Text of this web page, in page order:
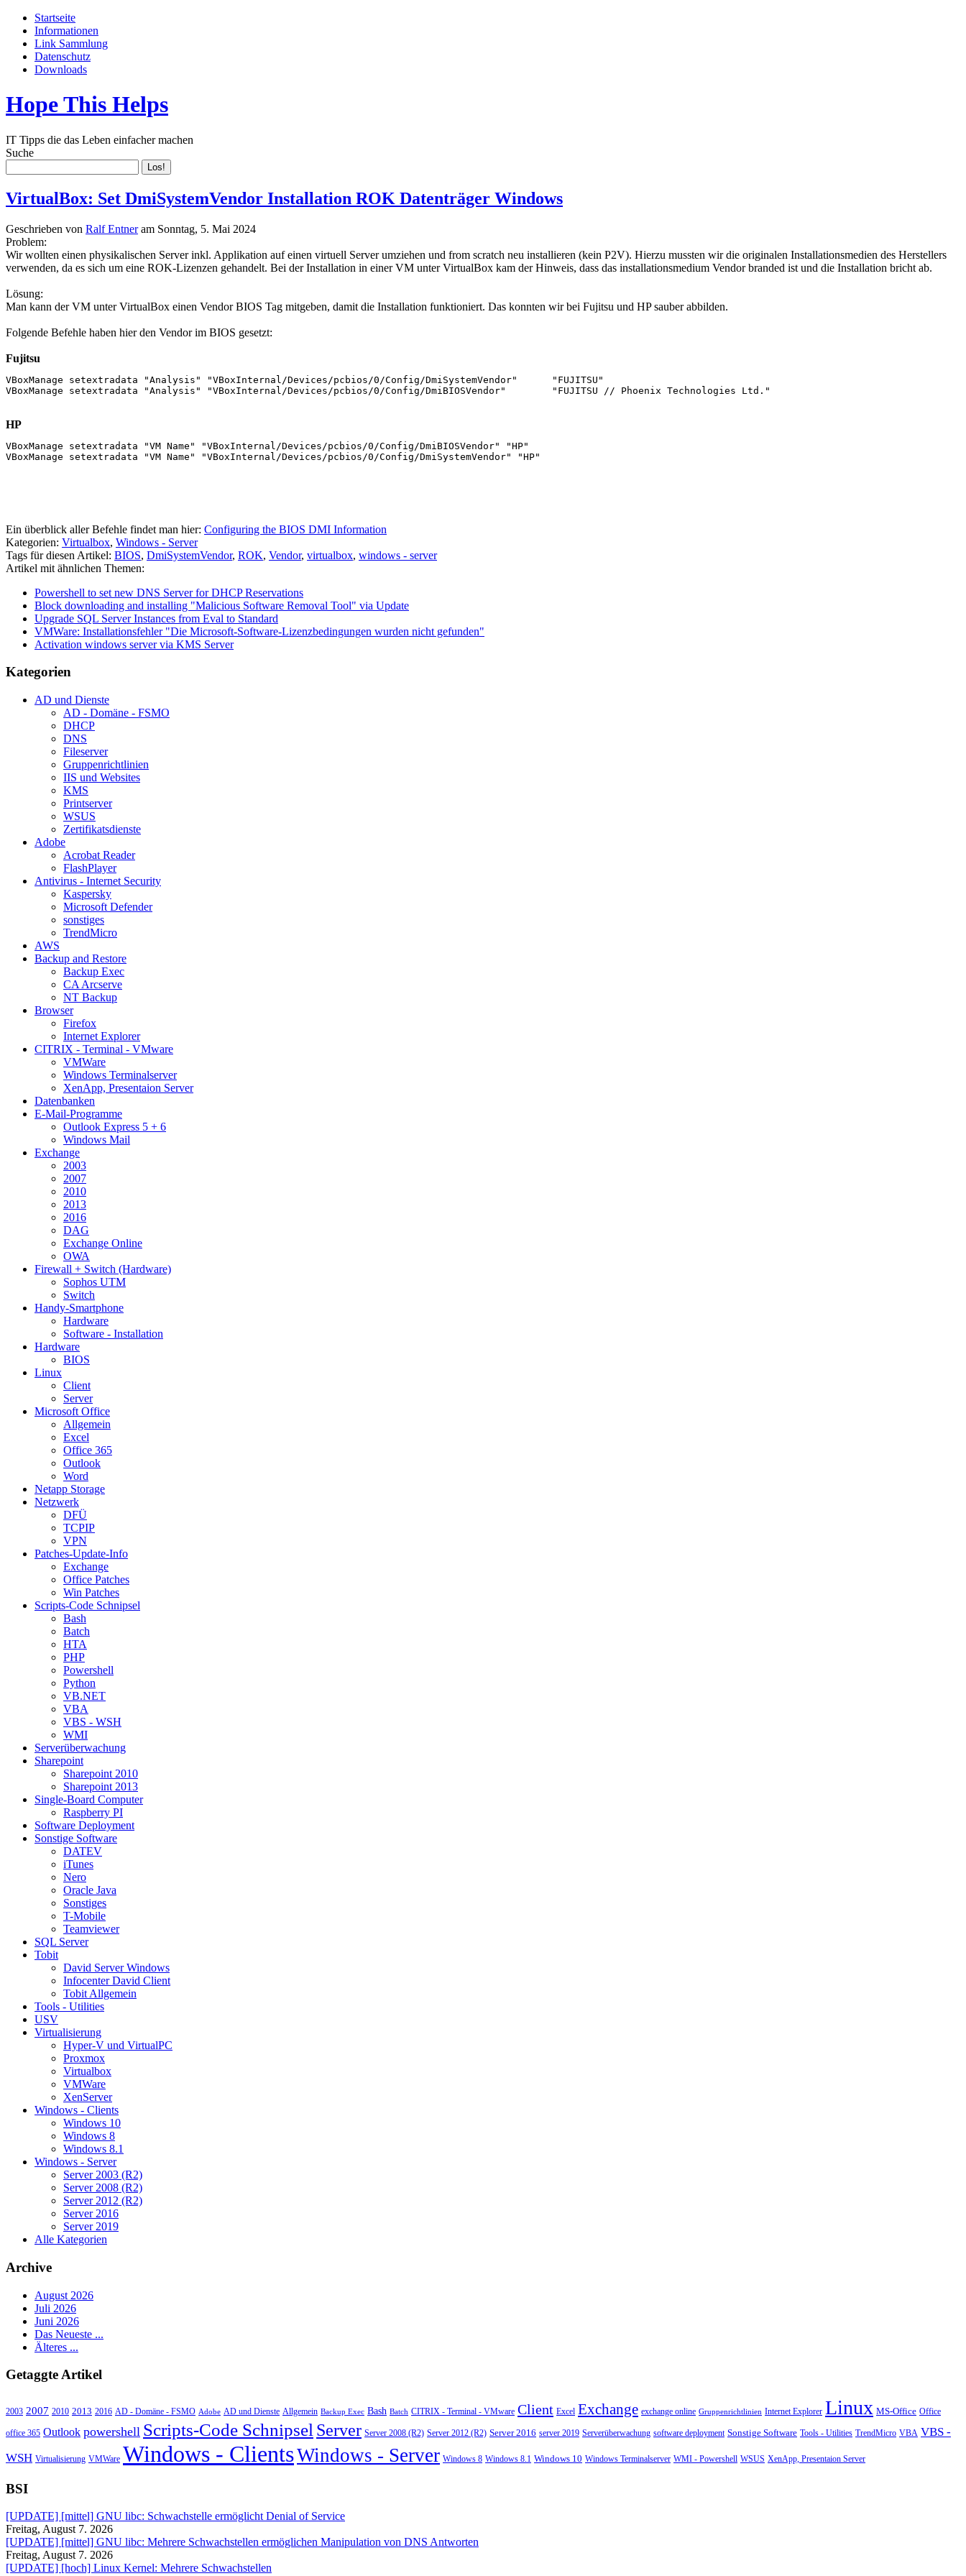
Startseite
Informationen
Link Sammlung
Datenschutz
Downloads
Hope This Helps
IT Tipps die das Leben einfacher machen
Suche
VirtualBox: Set DmiSystemVendor Installation ROK Datenträger Windows
Geschrieben von Ralf Entneram Sonntag, 5. Mai 2024
Problem:
Wir wollten einen physikalischen Server inkl. Applikation auf einen virtuell Server umziehen und from scratch neu installieren (kein P2V). Hierzu mussten wir die originalen Installationsmedien des Herstellers
verwenden, da es sich um eine ROK-Lizenzen gehandelt. Bei der Installation in einer VM unter VirtualBox kam der Hinweis, dass das installationsmedium Vendor branded ist und die Installation bricht ab.
Lösung:
Man kann der VM unter VirtualBox einen Vendor BIOS Tag mitgeben, damit die Installation funktioniert. Das konnten wir bei Fujitsu und HP sauber abbilden.
Folgende Befehle haben hier den Vendor im BIOS gesetzt:
Fujitsu
VBoxManage setextradata "Analysis" "VBoxInternal/Devices/pcbios/0/Config/DmiSystemVendor"      "FUJITSU"
VBoxManage setextradata "Analysis" "VBoxInternal/Devices/pcbios/0/Config/DmiBIOSVendor"        "FUJITSU // Phoenix Technologies Ltd."
HP
VBoxManage setextradata "VM Name" "VBoxInternal/Devices/pcbios/0/Config/DmiBIOSVendor" "HP"
VBoxManage setextradata "VM Name" "VBoxInternal/Devices/pcbios/0/Config/DmiSystemVendor" "HP"
Ein überblick aller Befehle findet man hier: Configuring the BIOS DMI Information
Kategorien: Virtualbox, Windows - Server
Tags für diesen Artikel: BIOS, DmiSystemVendor, ROK, Vendor, virtualbox, windows - server
Artikel mit ähnlichen Themen:
Powershell to set new DNS Server for DHCP Reservations
Block downloading and installing "Malicious Software Removal Tool" via Update
Upgrade SQL Server Instances from Eval to Standard
VMWare: Installationsfehler "Die Microsoft-Software-Lizenzbedingungen wurden nicht gefunden"
Activation windows server via KMS Server
Kategorien
AD und Dienste
AD - Domäne - FSMO
DHCP
DNS
Fileserver
Gruppenrichtlinien
IIS und Websites
KMS
Printserver
WSUS
Zertifikatsdienste
Adobe
Acrobat Reader
FlashPlayer
Antivirus - Internet Security
Kaspersky
Microsoft Defender
sonstiges
TrendMicro
AWS
Backup and Restore
Backup Exec
CA Arcserve
NT Backup
Browser
Firefox
Internet Explorer
CITRIX - Terminal - VMware
VMWare
Windows Terminalserver
XenApp, Presentaion Server
Datenbanken
E-Mail-Programme
Outlook Express 5 + 6
Windows Mail
Exchange
2003
2007
2010
2013
2016
DAG
Exchange Online
OWA
Firewall + Switch (Hardware)
Sophos UTM
Switch
Handy-Smartphone
Hardware
Software - Installation
Hardware
BIOS
Linux
Client
Server
Microsoft Office
Allgemein
Excel
Office 365
Outlook
Word
Netapp Storage
Netzwerk
DFÜ
TCPIP
VPN
Patches-Update-Info
Exchange
Office Patches
Win Patches
Scripts-Code Schnipsel
Bash
Batch
HTA
PHP
Powershell
Python
VB.NET
VBA
VBS - WSH
WMI
Serverüberwachung
Sharepoint
Sharepoint 2010
Sharepoint 2013
Single-Board Computer
Raspberry PI
Software Deployment
Sonstige Software
DATEV
iTunes
Nero
Oracle Java
Sonstiges
T-Mobile
Teamviewer
SQL Server
Tobit
David Server Windows
Infocenter David Client
Tobit Allgemein
Tools - Utilities
USV
Virtualisierung
Hyper-V und VirtualPC
Proxmox
Virtualbox
VMWare
XenServer
Windows - Clients
Windows 10
Windows 8
Windows 8.1
Windows - Server
Server 2003 (R2)
Server 2008 (R2)
Server 2012 (R2)
Server 2016
Server 2019
Alle Kategorien
Archive
August 2026
Juli 2026
Juni 2026
Das Neueste ...
Älteres ...
Getaggte Artikel
2003 2007 2010 2013 2016 AD - Domäne - FSMO Adobe AD und Dienste Allgemein Backup Exec Bash Batch CITRIX - Terminal - VMware Client Excel Exchange exchange online Gruppenrichtlinien Internet Explorer Linux MS-Office Office
office 365 Outlook powershell Scripts-Code SchnipselServer Server 2008 (R2) Server 2012 (R2) Server 2016 server 2019 Serverüberwachung software deployment Sonstige Software Tools - Utilities TrendMicro VBA VBS -
WSH Virtualisierung VMWare Windows - ClientsWindows - Server Windows 8 Windows 8.1 Windows 10 Windows Terminalserver WMI - Powershell WSUS XenApp, Presentaion Server
BSI
[UPDATE] [mittel] GNU libc: Schwachstelle ermöglicht Denial of Service
Freitag, August 7. 2026
[UPDATE] [mittel] GNU libc: Mehrere Schwachstellen ermöglichen Manipulation von DNS Antworten
Freitag, August 7. 2026
[UPDATE] [hoch] Linux Kernel: Mehrere Schwachstellen